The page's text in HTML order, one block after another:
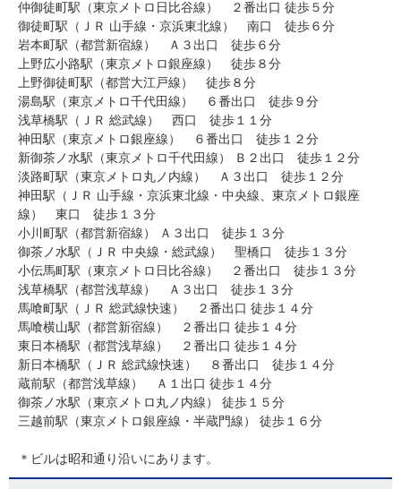
仲御徒町駅（東京メトロ日比谷線） ２番出口 徒歩５分
御徒町駅（ＪＲ 山手線・京浜東北線） 南口 徒歩６分
岩本町駅（都営新宿線） Ａ３出口 徒歩６分
上野広小路駅（東京メトロ銀座線） 徒歩８分
上野御徒町駅（都営大江戸線） 徒歩８分
湯島駅（東京メトロ千代田線） ６番出口 徒歩９分
浅草橋駅（ＪＲ 総武線） 西口 徒歩１１分
神田駅（東京メトロ銀座線） ６番出口 徒歩１２分
新御茶ノ水駅（東京メトロ千代田線） Ｂ２出口 徒歩１２分
淡路町駅（東京メトロ丸ノ内線） Ａ３出口 徒歩１２分
神田駅（ＪＲ 山手線・京浜東北線・中央線、東京メトロ銀座
線） 東口 徒歩１３分
小川町駅（都営新宿線） Ａ３出口 徒歩１３分
御茶ノ水駅（ＪＲ 中央線・総武線） 聖橋口 徒歩１３分
小伝馬町駅（東京メトロ日比谷線） ２番出口 徒歩１３分
浅草橋駅（都営浅草線） Ａ３出口 徒歩１３分
馬喰町駅（ＪＲ 総武線快速） ２番出口 徒歩１４分
馬喰横山駅（都営新宿線） ２番出口 徒歩１４分
東日本橋駅（都営浅草線） ２番出口 徒歩１４分
新日本橋駅（ＪＲ 総武線快速） ８番出口 徒歩１４分
蔵前駅（都営浅草線） Ａ１出口 徒歩１４分
御茶ノ水駅（東京メトロ丸ノ内線） 徒歩１５分
三越前駅（東京メトロ銀座線・半蔵門線） 徒歩１６分
＊ビルは昭和通り沿いにあります。